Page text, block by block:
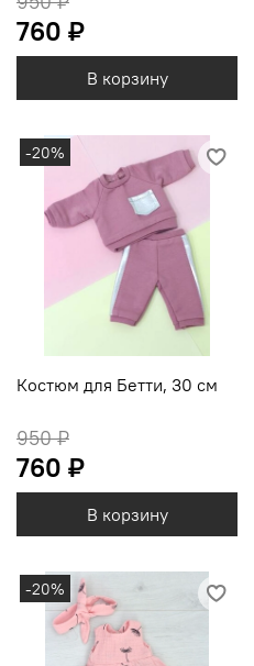
760 ₽
В корзину
-20%
Костюм для Бетти, 30 см
950 ₽
760 ₽
В корзину
-20%